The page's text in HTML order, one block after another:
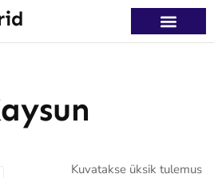
Kuvatakse üksik tulemus